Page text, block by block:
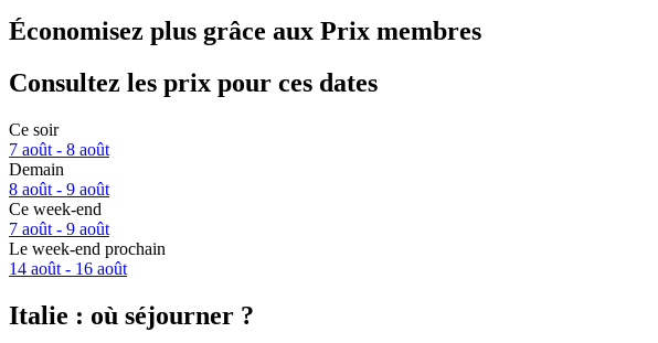
Économisez plus grâce aux Prix membres
Consultez les prix pour ces dates
Ce soir
7 août - 8 août
Demain
8 août - 9 août
Ce week-end
7 août - 9 août
Le week-end prochain
14 août - 16 août
Italie : où séjourner ?